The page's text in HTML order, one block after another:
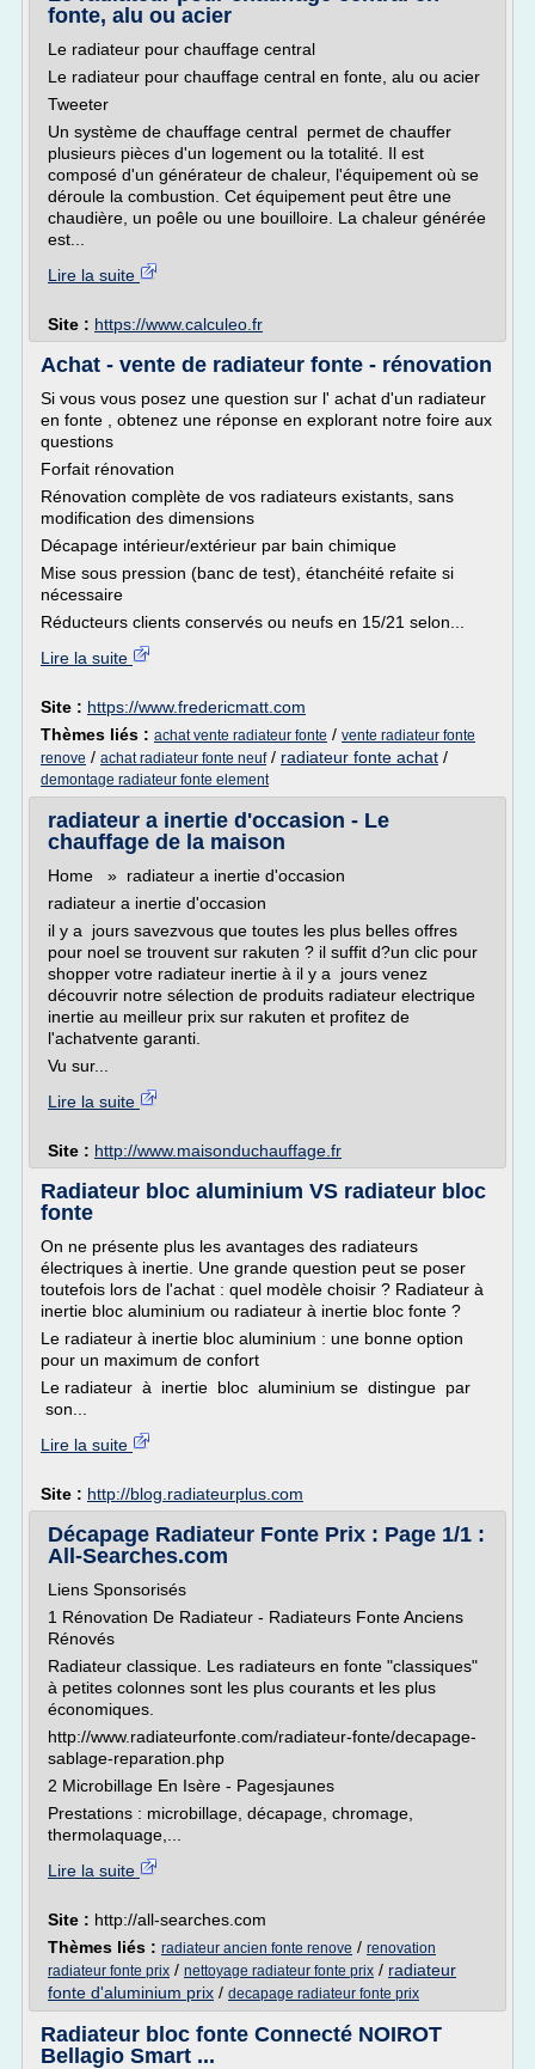
fonte, alu ou acier
Le radiateur pour chauffage central
Le radiateur pour chauffage central en fonte, alu ou acier
Tweeter
Un système de chauffage central permet de chauffer
plusieurs pièces d'un logement ou la totalité. Il est
composé d'un générateur de chaleur, l'équipement où se
déroule la combustion. Cet équipement peut être une
chaudière, un poêle ou une bouilloire. La chaleur générée
est...
Lire la suite
Site : https://www.calculeo.fr
Achat - vente de radiateur fonte - rénovation
Si vous vous posez une question sur l' achat d'un radiateur
en fonte , obtenez une réponse en explorant notre foire aux
questions
Forfait rénovation
Rénovation complète de vos radiateurs existants, sans
modification des dimensions
Décapage intérieur/extérieur par bain chimique
Mise sous pression (banc de test), étanchéité refaite si
nécessaire
Réducteurs clients conservés ou neufs en 15/21 selon...
Lire la suite
Site : https://www.fredericmatt.com
Thèmes liés : achat vente radiateur fonte / vente radiateur fonte
renove / achat radiateur fonte neuf/ radiateur fonte achat /
demontage radiateur fonte element
radiateur a inertie d'occasion - Le
chauffage de la maison
Home » radiateur a inertie d'occasion
radiateur a inertie d'occasion
il y a jours savezvous que toutes les plus belles offres
pour noel se trouvent sur rakuten ? il suffit d?un clic pour
shopper votre radiateur inertie à il y a jours venez
découvrir notre sélection de produits radiateur electrique
inertie au meilleur prix sur rakuten et profitez de
l'achatvente garanti.
Vu sur...
Lire la suite
Site : http://www.maisonduchauffage.fr
Radiateur bloc aluminium VS radiateur bloc
fonte
On ne présente plus les avantages des radiateurs
électriques à inertie. Une grande question peut se poser
toutefois lors de l'achat : quel modèle choisir ? Radiateur à
inertie bloc aluminium ou radiateur à inertie bloc fonte ?
Le radiateur à inertie bloc aluminium : une bonne option
pour un maximum de confort
Le radiateur à inertie bloc aluminium se distingue par
son...
Lire la suite
Site : http://blog.radiateurplus.com
Décapage Radiateur Fonte Prix : Page 1/1 :
All-Searches.com
Liens Sponsorisés
1 Rénovation De Radiateur - Radiateurs Fonte Anciens
Rénovés
Radiateur classique. Les radiateurs en fonte "classiques"
à petites colonnes sont les plus courants et les plus
économiques.
http://www.radiateurfonte.com/radiateur-fonte/decapage-
sablage-reparation.php
2 Microbillage En Isère - Pagesjaunes
Prestations : microbillage, décapage, chromage,
thermolaquage,...
Lire la suite
Site : http://all-searches.com
Thèmes liés : radiateur ancien fonte renove / renovation
radiateur fonte prix / nettoyage radiateur fonte prix / radiateur
fonte d'aluminium prix / decapage radiateur fonte prix
Radiateur bloc fonte Connecté NOIROT
Bellagio Smart ...